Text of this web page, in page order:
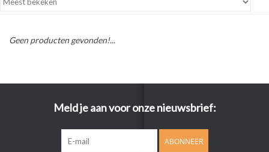
Geen producten gevonden!...
Meld je aan voor onze nieuwsbrief:
ABONNEER